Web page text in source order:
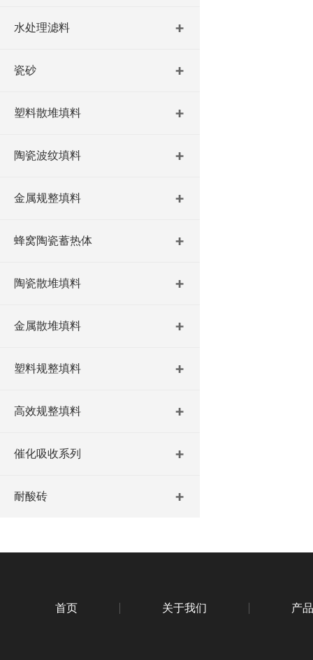
水处理滤料
瓷砂
塑料散堆填料
陶瓷波纹填料
金属规整填料
蜂窝陶瓷蓄热体
陶瓷散堆填料
金属散堆填料
塑料规整填料
高效规整填料
催化吸收系列
耐酸砖
首页 关于我们 产